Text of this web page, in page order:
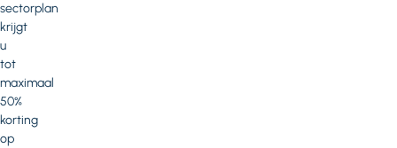
sectorplan
krijgt
u
tot
maximaal
50%
korting
op